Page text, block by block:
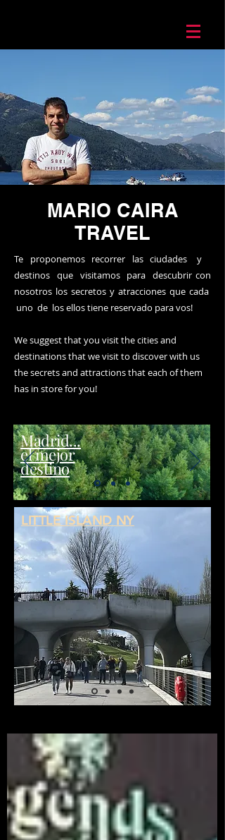
MARIO CAIRA
TRAVEL
Te proponemos recorrer las ciudades y
destinos que visitamos para descubrir con
nosotros los secretos y atracciones que cada
uno de los ellos tiene reservado para vos!
We suggest that you visit the cities and
destinations that we visit to discover with us
the secrets and attractions that each of them
has in store for you!
Madrid...
el mejor
destino
LITTLE ISLAND NY